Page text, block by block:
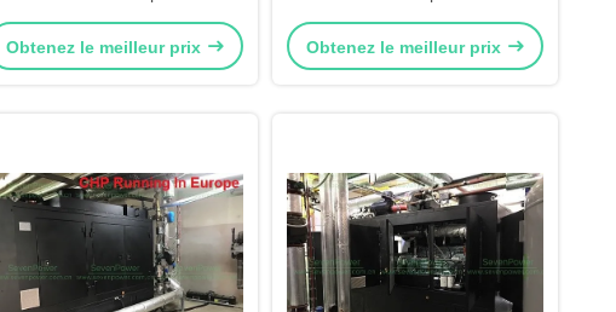
fonctionnement continu de 24
heures
Obtenez le meilleur prix
l'environnement de 250KW
300KVA
Obtenez le meilleur prix